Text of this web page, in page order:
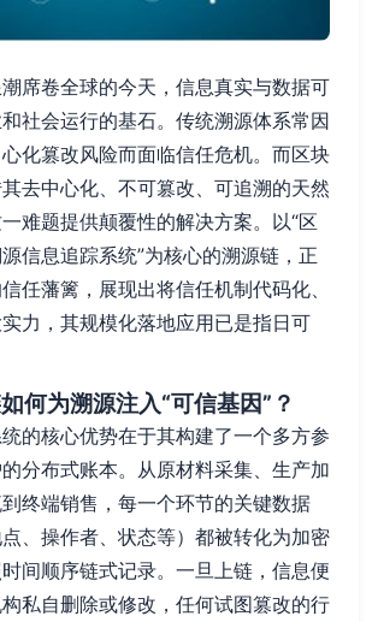
席卷全球的今天，信息真实与数据可
社会运行的基石。传统溯源体系常因
化篡改风险而面临信任危机。而区块
去中心化、不可篡改、可追溯的天然
难题提供颠覆性的解决方案。以“区
信息追踪系统”为核心的溯源链，正
任藩篱，展现出将信任机制代码化、
力，其规模化落地应用已是指日可
何为溯源注入“可信基因”？
的核心优势在于其构建了一个多方参
分布式账本。从原材料采集、生产加
终端销售，每一个环节的关键数据
点、操作者、状态等）都被转化为加密
间顺序链式记录。一旦上链，信息便
私自删除或修改，任何试图篡改的行